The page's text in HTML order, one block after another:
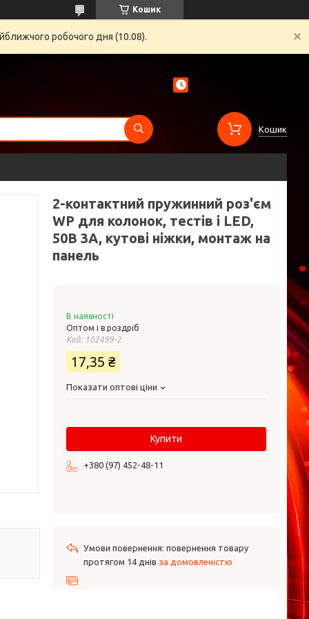
Кошик
робочого дня (10.08).
Кошик
2-контактний пружинний роз'єм
WP для колонок, тестів і LED,
50В 3A, кутові ніжки, монтаж на
панель
В наявності
Оптом і в роздріб
Код: 102499-2
17,35 ₴
Показати оптові ціни
Купити
+380 (97) 452-48-11
повернення товару
протягом 14 днів за домовленістю